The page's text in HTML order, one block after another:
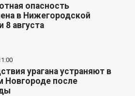
опасность
в Нижегородской
8 августа
урагана устраняют в
Новгороде после